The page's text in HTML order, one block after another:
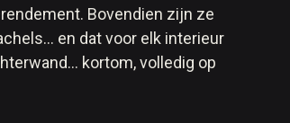
Bovendien zijn ze
en dat voor elk interieur
kortom, volledig op